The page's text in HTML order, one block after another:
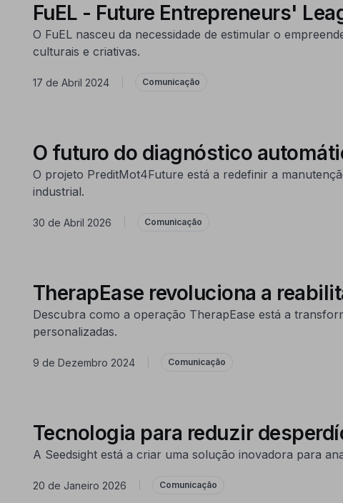
FuEL - Future Entrepreneurs'
O FuEL nasceu da necessidade de estimular o
culturais e criativas.
17 de Abril 2024 Comunicação
O futuro do diagnóstico
O projeto PreditMot4Future está a redefinir a
industrial.
30 de Abril 2026 Comunicação
TherapEase revoluciona a
Descubra como a operação TherapEase está a
personalizadas.
9 de Dezembro 2024 Comunicação
Tecnologia para reduzir
A Seedsight está a criar uma solução inovadora para
20 de Janeiro 2026 Comunicação